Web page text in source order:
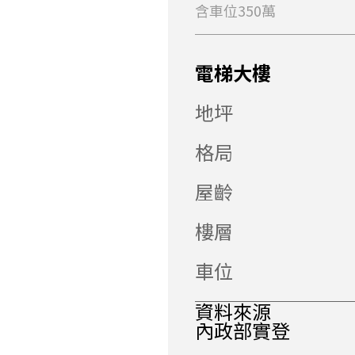
含車位350萬
電梯大樓
地坪
格局
屋齡
樓層
車位
資料來源
內政部實登